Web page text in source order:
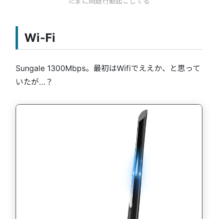
Wi-Fi
Sungale 1300Mbps。最初はWifiでええか、と思って
いたが…？